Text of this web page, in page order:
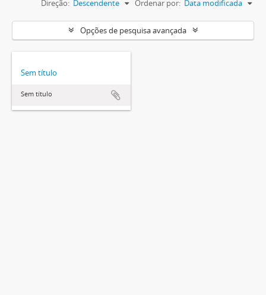
Ordenar por: Data modificada
Direção: Descendente
Opções de pesquisa avançada
Sem título
Sem título